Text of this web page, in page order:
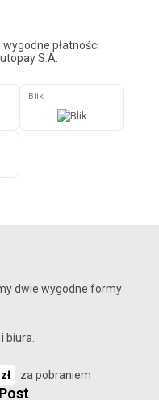
płatności
S.A.
Blik
dwie wygodne formy
biura.
za pobraniem